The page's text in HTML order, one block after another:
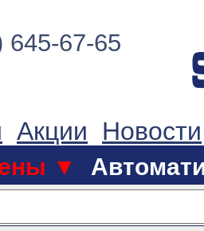
645-67-65
Акции Новости
▼